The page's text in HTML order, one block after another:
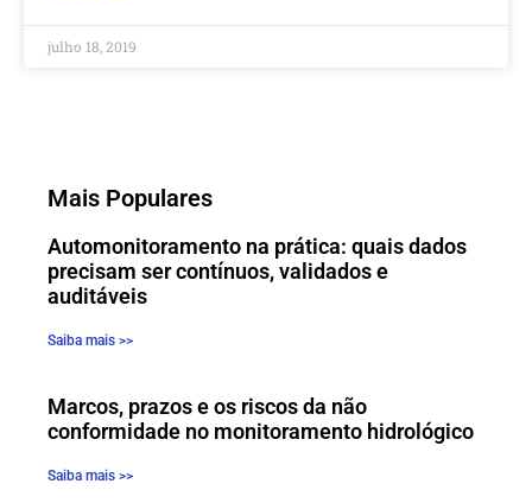
julho 18, 2019
Mais Populares
Automonitoramento na prática: quais dados
precisam ser contínuos, validados e
auditáveis
Saiba mais >>
Marcos, prazos e os riscos da não
conformidade no monitoramento hidrológico
Saiba mais >>